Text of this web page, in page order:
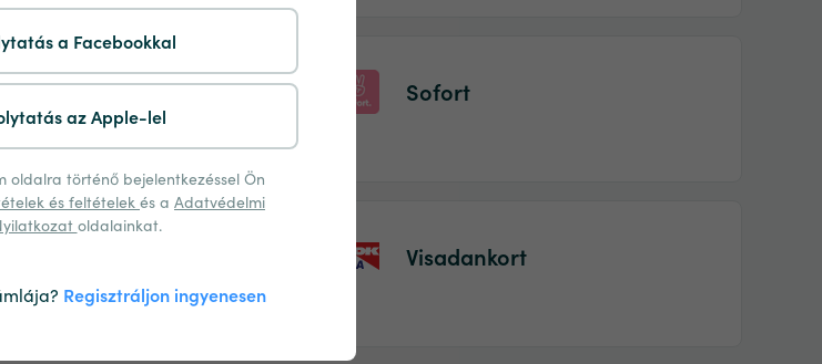
a Facebookkal
az Apple-lel
oldalra történő bejelentkezéssel Ön
és feltételek és a Adatvédelmi
oldalainkat.
Regisztráljon ingyenesen
Sofort
Visadankort